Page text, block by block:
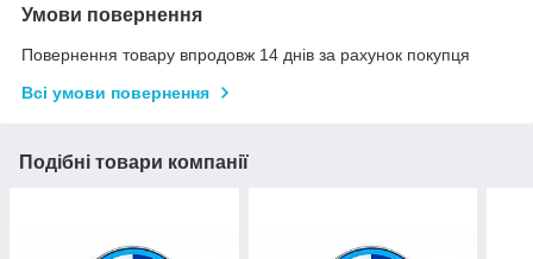
Умови повернення
Повернення товару впродовж 14 днів за рахунок покупця
Всі умови повернення
Подібні товари компанії